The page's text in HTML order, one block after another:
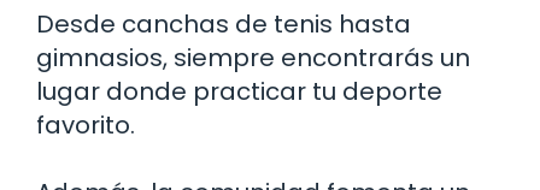
Desde canchas de tenis hasta
gimnasios, siempre encontrarás un
lugar donde practicar tu deporte
favorito.